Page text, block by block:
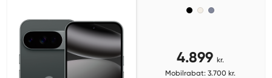
4.899 kr.
Mobilrabat: 3.700 kr.